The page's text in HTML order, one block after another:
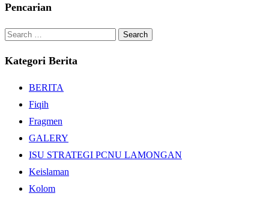
Pencarian
Search
Kategori Berita
BERITA
Fiqih
Fragmen
GALERY
ISU STRATEGI PCNU LAMONGAN
Keislaman
Kolom